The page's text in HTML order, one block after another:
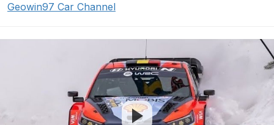
Geowin97 Car Channel